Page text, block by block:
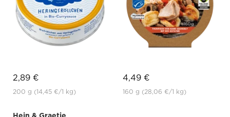
2,89 €
200 g (14,45 €/1 kg)
4,49 €
160 g (28,06 €/1 kg)